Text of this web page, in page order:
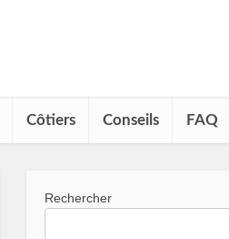
Côtiers Conseils FAQ
Rechercher